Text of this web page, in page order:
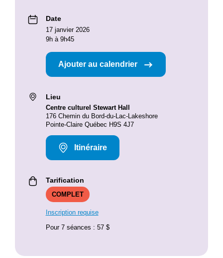
Date
17 janvier 2026
9h à 9h45
Ajouter au calendrier
Lieu
Centre culturel Stewart Hall
176 Chemin du Bord-du-Lac-Lakeshore
Pointe-Claire Québec H9S 4J7
Itinéraire
Tarification
COMPLET
Inscription requise
Pour 7 séances : 57 $